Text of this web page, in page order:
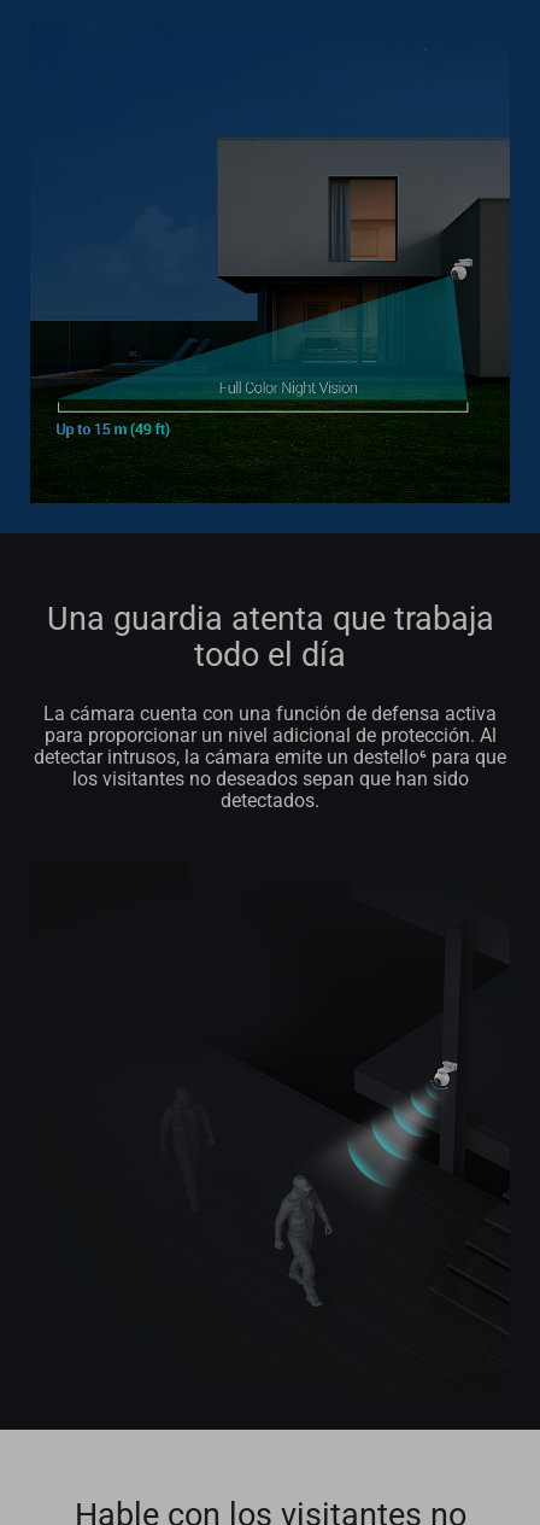
Una guardia atenta que trabaja
todo el día
La cámara cuenta con una función de defensa activa
para proporcionar un nivel adicional de protección. Al
detectar intrusos, la cámara emite un destello⁶ para que
los visitantes no deseados sepan que han sido
detectados.
Hable con los visitantes no